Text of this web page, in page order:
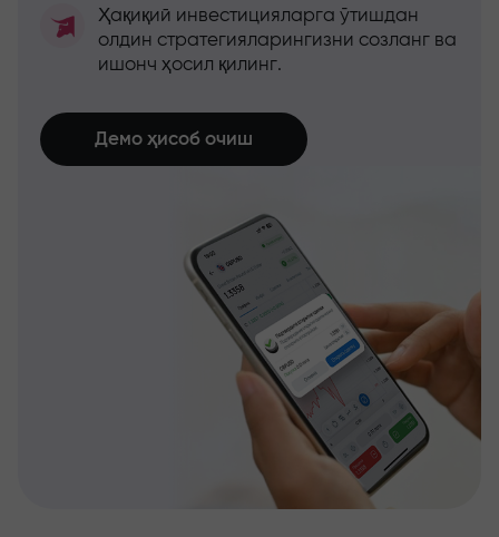
Ҳақиқий инвестицияларга ўтишдан
олдин стратегияларингизни созланг ва
ишонч ҳосил қилинг.
Демо ҳисоб очиш